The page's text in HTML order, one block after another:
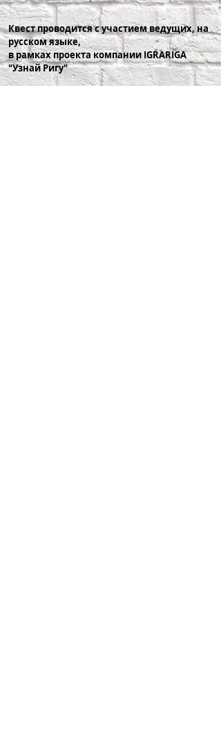
Квест проводится с участием ведущих, на
русском языке,
в рамках проекта компании IGRARIGA
"Узнай Ригу"